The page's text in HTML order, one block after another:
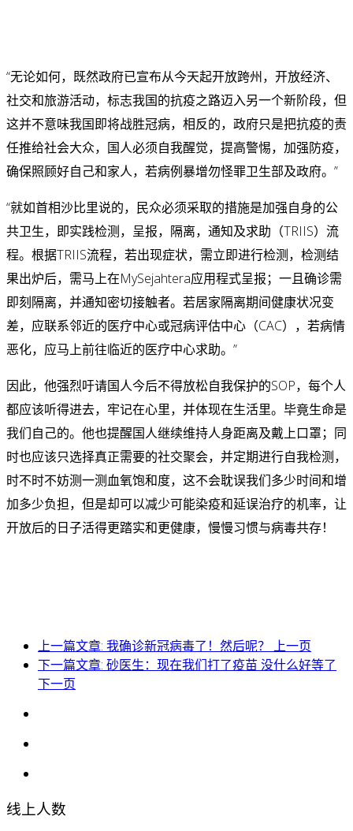
“无论如何，既然政府已宣布从今天起开放跨州，开放经济、
社交和旅游活动，标志我国的抗疫之路迈入另一个新阶段，但
这并不意味我国即将战胜冠病，相反的，政府只是把抗疫的责
任推给社会大众，国人必须自我醒觉，提高警惕，加强防疫，
确保照顾好自己和家人，若病例暴增勿怪罪卫生部及政府。”
“就如首相沙比里说的，民众必须采取的措施是加强自身的公
共卫生，即实践检测，呈报，隔离，通知及求助（TRIIS）流
程。根据TRIIS流程，若出现症状，需立即进行检测，检测结
果出炉后，需马上在MySejahtera应用程式呈报；一且确诊需
即刻隔离，并通知密切接触者。若居家隔离期间健康状况变
差，应联系邻近的医疗中心或冠病评估中心（CAC），若病情
恶化，应马上前往临近的医疗中心求助。”
因此，他强烈吁请国人今后不得放松自我保护的SOP，每个人
都应该听得进去，牢记在心里，并体现在生活里。毕竟生命是
我们自己的。他也提醒国人继续维持人身距离及戴上口罩；同
时也应该只选择真正需要的社交聚会，并定期进行自我检测，
时不时不妨测一测血氧饱和度，这不会耽误我们多少时间和增
加多少负担，但是却可以减少可能染疫和延误治疗的机率，让
开放后的日子活得更踏实和更健康，慢慢习惯与病毒共存！
上一篇文章: 我确诊新冠病毒了！然后呢？ 上一页
下一篇文章: 砂医生：现在我们打了疫苗 没什么好等了
下一页
线上人数